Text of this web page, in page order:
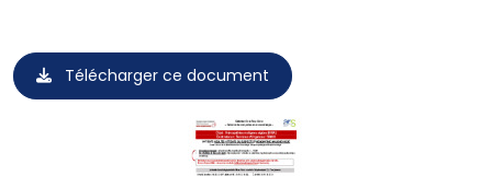
Télécharger ce document